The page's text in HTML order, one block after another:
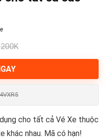
200K
cho tất cả Vé Xe thuộc
khác nhau. Mã có hạn!